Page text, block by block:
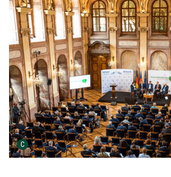
C Urheber der Grafik: